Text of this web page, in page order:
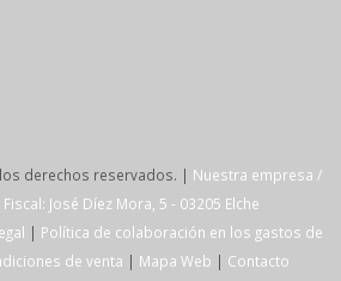
derechos reservados. | Nuestra empresa /
José Díez Mora, 5 - 03205 Elche
| Política de colaboración en los gastos de
de venta | Mapa Web | Contacto